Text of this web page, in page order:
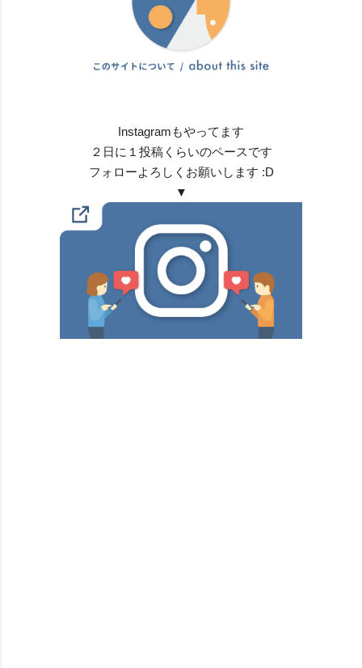
Instagramもやってます
２日に１投稿くらいのペースです
フォローよろしくお願いします :D
▼